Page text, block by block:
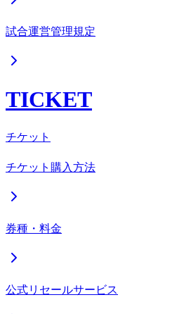
試合運営管理規定
TICKET
チケット
チケット購入方法
券種・料金
公式リセールサービス